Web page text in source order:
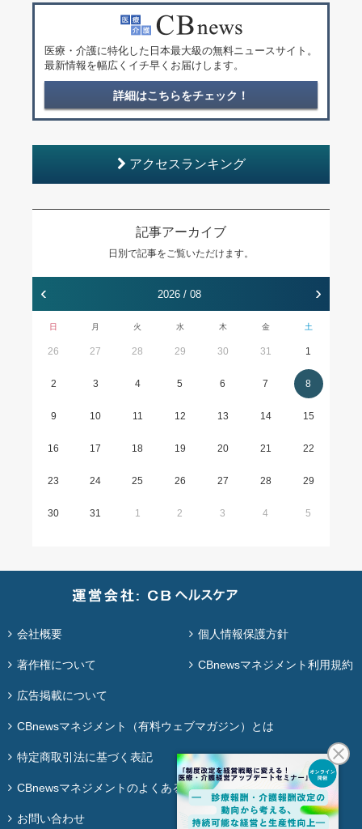
医療・介護に特化した日本最大級の無料ニュースサイト。
最新情報を幅広くイチ早くお届けします。
詳細はこちらをチェック！
アクセスランキング
記事アーカイブ
日別で記事をご覧いただけます。
‹ 2026 / 08 ›
日 月 火 水 木 金 土
26 27 28 29 30 31 1
2 3 4 5 6 7 8
9 10 11 12 13 14 15
16 17 18 19 20 21 22
23 24 25 26 27 28 29
30 31 1 2 3 4 5
会社概要 個人情報保護方針
著作権について CBnewsマネジメント利用規約
広告掲載について
CBnewsマネジメント（有料ウェブマガジン）とは
特定商取引法に基づく表記
CBnewsマネジメントのよくある質問
お問い合わせ